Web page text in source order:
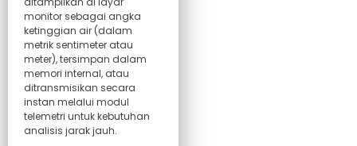
monitor sebagai angka
ketinggian air (dalam
metrik sentimeter atau
meter), tersimpan dalam
memori internal, atau
ditransmisikan secara
instan melalui modul
telemetri untuk kebutuhan
analisis jarak jauh.